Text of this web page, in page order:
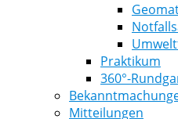
Praktikum
360°-
Mitteilungen